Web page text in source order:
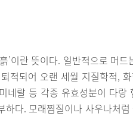
’이란 뜻이다. 일반적으로 머
적되어 오랜 세월 지질학적,
네랄 등 각종 유효성분이 다
하다. 모래찜질이나 사우나처